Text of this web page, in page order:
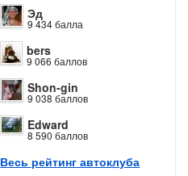
Эд
9 434 балла
bers
9 066 баллов
Shon-gin
9 038 баллов
Edward
8 590 баллов
Весь рейтинг автоклуба